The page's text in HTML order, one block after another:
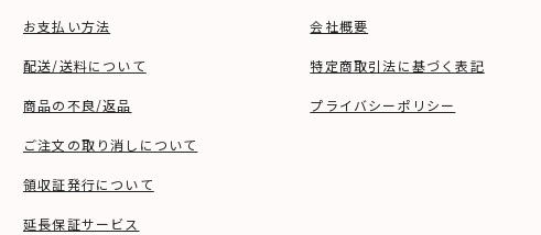
お支払い方法
配送/送料について
商品の不良/返品
ご注文の取り消しについて
領収証発行について
延長保証サービス
会社概要
特定商取引法に基づく表記
プライバシーポリシー